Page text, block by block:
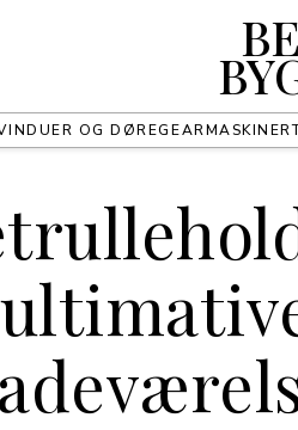
OG DØREGEARMASKINER